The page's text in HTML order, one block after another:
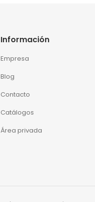
Información
Empresa
Blog
Contacto
Catálogos
Área privada